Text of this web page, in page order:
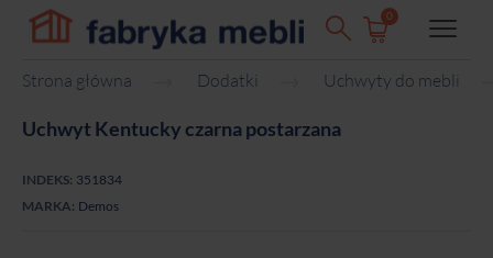
0
Strona główna Dodatki Uchwyty do mebli
Uchwyt Kentucky czarna postarzana
INDEKS: 351834
MARKA: Demos